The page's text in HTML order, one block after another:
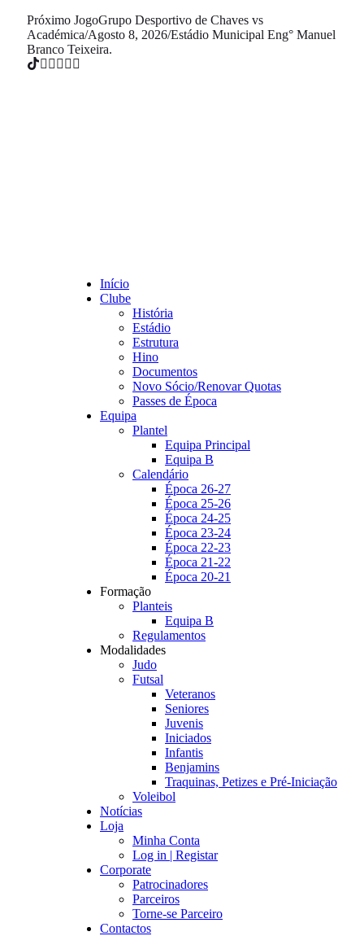
Próximo JogoGrupo Desportivo de Chaves vs
Académica/Agosto 8, 2026/Estádio Municipal Eng° Manuel
Branco Teixeira.
Início
Clube
História
Estádio
Estrutura
Hino
Documentos
Novo Sócio/Renovar Quotas
Passes de Época
Equipa
Plantel
Equipa Principal
Equipa B
Calendário
Época 26-27
Época 25-26
Época 24-25
Época 23-24
Época 22-23
Época 21-22
Época 20-21
Formação
Planteis
Equipa B
Regulamentos
Modalidades
Judo
Futsal
Veteranos
Seniores
Juvenis
Iniciados
Infantis
Benjamins
Traquinas, Petizes e Pré-Iniciação
Voleibol
Notícias
Loja
Minha Conta
Log in | Registar
Corporate
Patrocinadores
Parceiros
Torne-se Parceiro
Contactos